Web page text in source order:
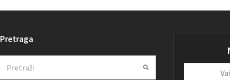
Pretraga
Submit